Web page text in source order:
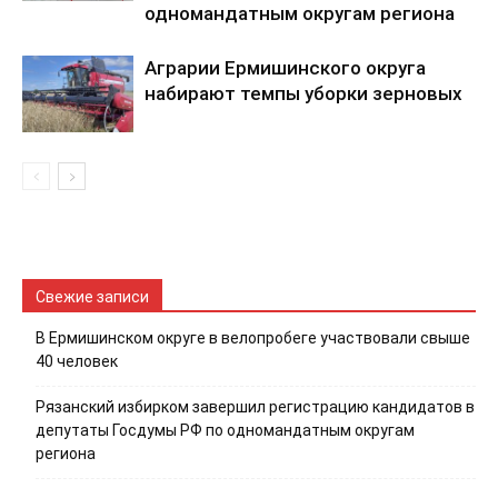
одномандатным округам региона
Аграрии Ермишинского округа
набирают темпы уборки зерновых
Свежие записи
В Ермишинском округе в велопробеге участвовали свыше
40 человек
Рязанский избирком завершил регистрацию кандидатов в
депутаты Госдумы РФ по одномандатным округам
региона